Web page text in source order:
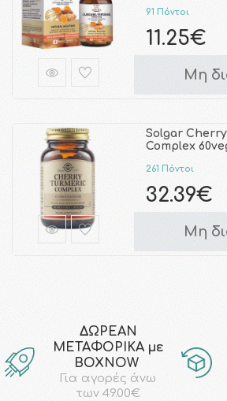
91 Πόντοι
11.25€
Μη
Solgar
Complex
261 Πόντοι
32.39€
Μη
ΔΩΡΕΑΝ
ΜΕΤΑΦΟΡΙΚΑ με
ΒΟΧΝΟW
Για αγορές άνω
των 49.00€